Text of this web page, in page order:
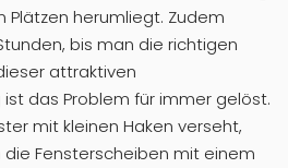
herumliegt. Zudem
bis man die richtigen
attraktiven
das Problem für immer gelöst.
mit kleinen Haken verseht,
Fensterscheiben mit einem